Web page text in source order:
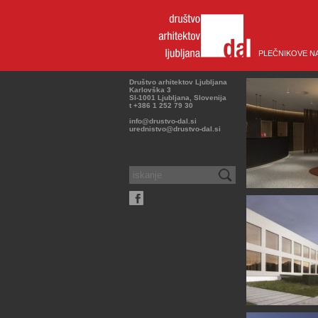
PLEČNIKOVE
Društvo arhitektov Ljubljana
Karlovška 3
SI-1001 Ljubljana, Slovenija
t +386 1 252 79 30
info@drustvo-dal.si
urednistvo@drustvo-dal.si